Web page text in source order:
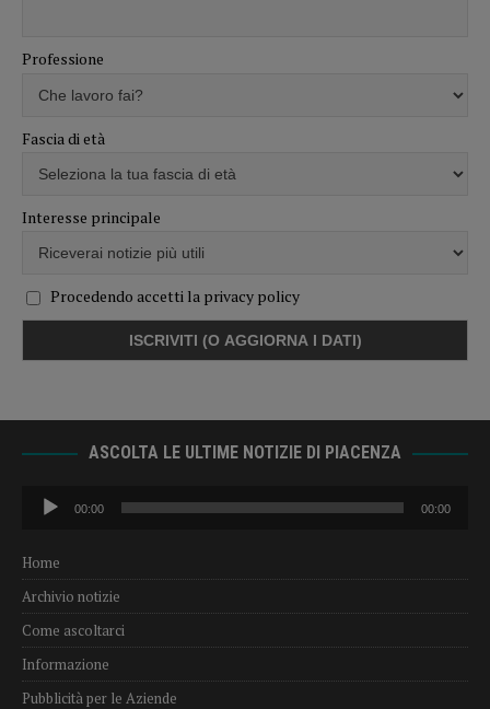
Professione
Fascia di età
Interesse principale
Procedendo accetti la privacy policy
ASCOLTA LE ULTIME NOTIZIE DI PIACENZA
Audio
Player
00:00 00:00
Home
Archivio notizie
Come ascoltarci
Informazione
Pubblicità per le Aziende